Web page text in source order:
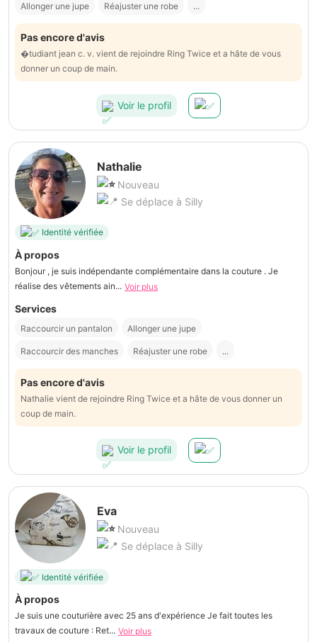
Allonger une jupe Réajuster une robe ...
Pas encore d'avis
�tudiant jean c. v. vient de rejoindre Ring Twice et a hâte de vous
donner un coup de main.
Voir le profil
Nathalie
Nouveau
Se déplace à Silly
Identité vérifiée
À propos
Bonjour , je suis indépendante complémentaire dans la couture . Je
réalise des vêtements ain... Voir plus
Services
Raccourcir un pantalon Allonger une jupe
Raccourcir des manches Réajuster une robe ...
Pas encore d'avis
Nathalie vient de rejoindre Ring Twice et a hâte de vous donner un
coup de main.
Voir le profil
Eva
Nouveau
Se déplace à Silly
Identité vérifiée
À propos
Je suis une couturière avec 25 ans d'expérience Je fait toutes les
travaux de couture : Ret... Voir plus